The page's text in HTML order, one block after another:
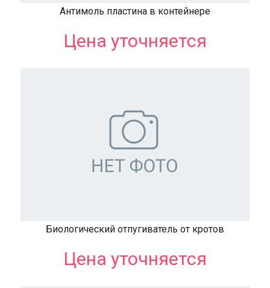
Антимоль пластина в контейнере
Цена уточняется
Биологический отпугиватель от кротов
Цена уточняется